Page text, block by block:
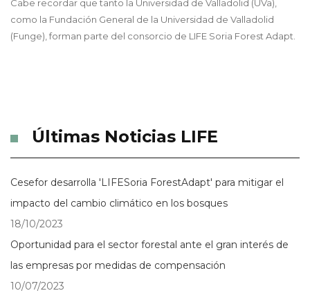
Cabe recordar que tanto la Universidad de Valladolid (UVa),
como la Fundación General de la Universidad de Valladolid
(Funge), forman parte del consorcio de LIFE Soria Forest Adapt.
Últimas Noticias LIFE
Cesefor desarrolla 'LIFESoria ForestAdapt' para mitigar el
impacto del cambio climático en los bosques
18/10/2023
Oportunidad para el sector forestal ante el gran interés de
las empresas por medidas de compensación
10/07/2023